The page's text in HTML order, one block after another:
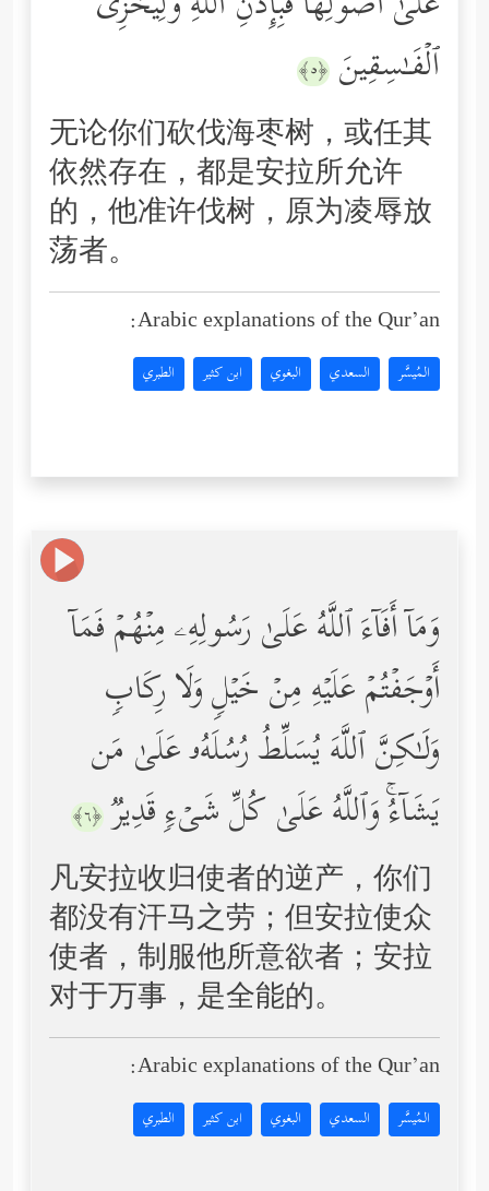
ٱلۡفَـٰسِقِینَ ﴿٥﴾
无论你们砍伐海枣树，或任其
依然存在，都是安拉所允许
的，他准许伐树，原为凌辱放
荡者。
Arabic explanations of the Qur’an:
المُيسَّر السعدي البغوي ابن كثير الطبري
وَمَاۤ أَفَاۤءَ ٱللَّهُ عَلَىٰ رَسُولِهِۦ مِنۡهُمۡ فَمَاۤ
أَوۡجَفۡتُمۡ عَلَیۡهِ مِنۡ خَیۡلࣲ وَلَا رِكَابࣲ
وَلَـٰكِنَّ ٱللَّهَ یُسَلِّطُ رُسُلَهُۥ عَلَىٰ مَن
یَشَاۤءُۚ وَٱللَّهُ عَلَىٰ كُلِّ شَیۡءࣲ قَدِیرࣱ ﴿٦﴾
凡安拉收归使者的逆产，你们
都没有汗马之劳；但安拉使众
使者，制服他所意欲者；安拉
对于万事，是全能的。
Arabic explanations of the Qur’an:
المُيسَّر السعدي البغوي ابن كثير الطبري